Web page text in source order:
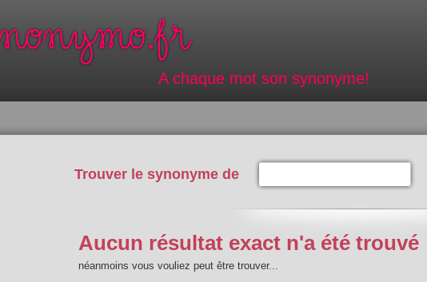
A chaque mot son synonyme!
Trouver le synonyme de
Aucun résultat exact n'a été trouvé
néanmoins vous vouliez peut être trouver...